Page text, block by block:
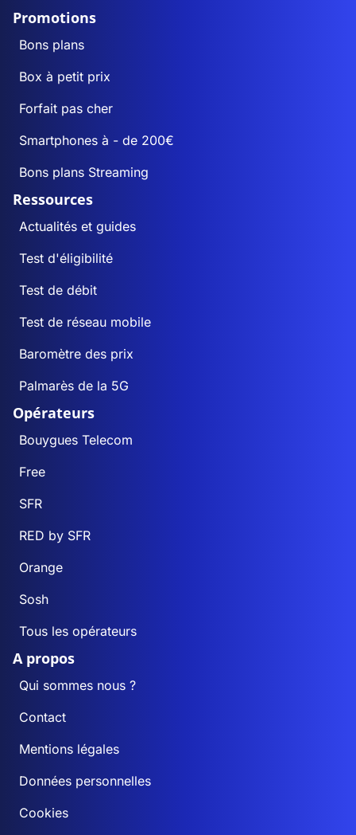
Promotions
Bons plans
Box à petit prix
Forfait pas cher
Smartphones à - de 200€
Bons plans Streaming
Ressources
Actualités et guides
Test d'éligibilité
Test de débit
Test de réseau mobile
Baromètre des prix
Palmarès de la 5G
Opérateurs
Bouygues Telecom
Free
SFR
RED by SFR
Orange
Sosh
Tous les opérateurs
A propos
Qui sommes nous ?
Contact
Mentions légales
Données personnelles
Cookies